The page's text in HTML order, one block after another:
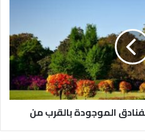
الموجودة بالقرب من